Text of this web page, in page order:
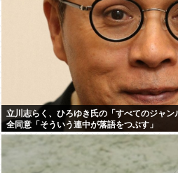
立川志らく、ひろゆき氏の「すべてのジャ
全同意「そういう連中が落語をつぶす」